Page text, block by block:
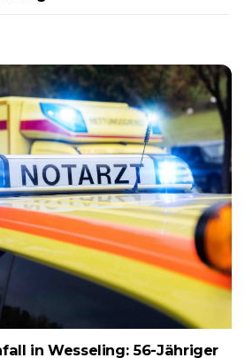
in Wesseling: 56-Jähriger